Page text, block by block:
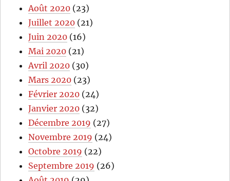
Août 2020 (23)
Juillet 2020 (21)
Juin 2020 (16)
Mai 2020 (21)
Avril 2020 (30)
Mars 2020 (23)
Février 2020 (24)
Janvier 2020 (32)
Décembre 2019 (27)
Novembre 2019 (24)
Octobre 2019 (22)
Septembre 2019 (26)